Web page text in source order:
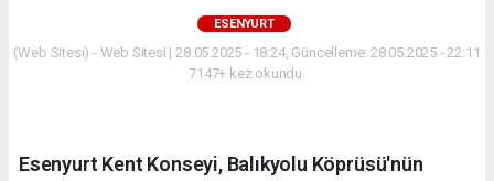
ESENYURT
(Web Sitesi) - Web Sitesi | 28.05.2025 - 18:24, Güncelleme: 28.05.2025 - 22:11
7147+ kez okundu.
Esenyurt Kent Konseyi, Balıkyolu Köprüsü'nün